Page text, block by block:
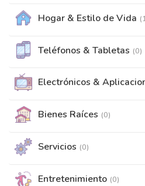
Hogar & Estilo de Vida
Teléfonos & Tabletas (0)
Electrónicos &
Bienes Raíces (0)
Servicios (0)
Entretenimiento (0)